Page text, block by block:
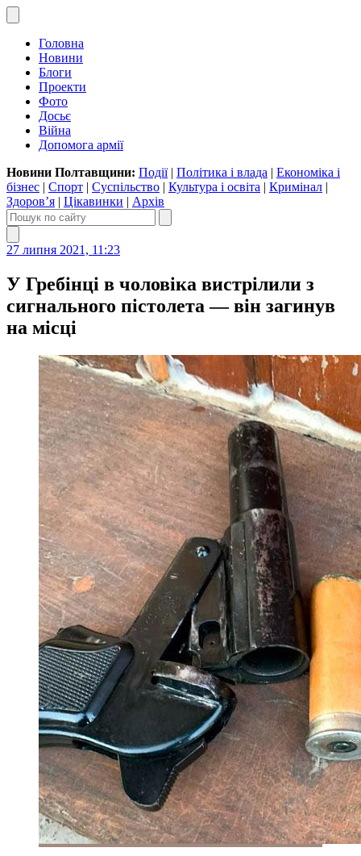
Головна
Новини
Блоги
Проекти
Фото
Досьє
Війна
Допомога армії
Новини Полтавщини: Події| Політика і влада | Економіка і
бізнес | Спорт | Суспільство | Культура і освіта | Кримінал |
Здоров’я | Цікавинки | Архів
27 липня 2021, 11:23
У Гребінці в чоловіка вистрілили з
сигнального пістолета — він загинув
на місці